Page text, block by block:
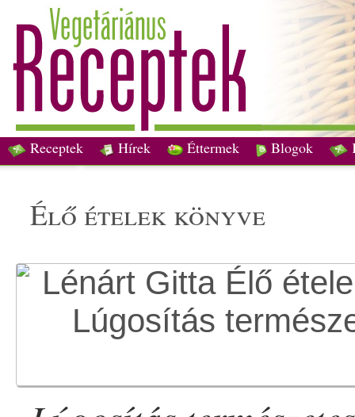
Receptek Hírek Éttermek Blogok
élő ételek könyve